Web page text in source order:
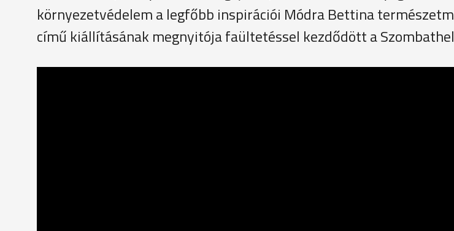
környezetvédelem a legfőbb inspirációi Módra Bettina
című kiállításának megnyitója faültetéssel kezdődött a